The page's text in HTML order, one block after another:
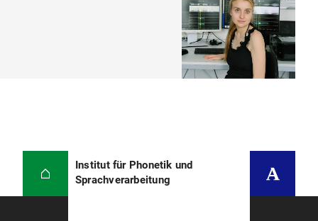
Institut für Phonetik und
Sprachverarbeitung